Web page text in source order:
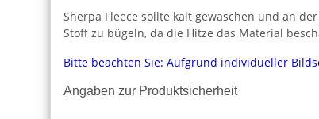
Sherpa Fleece sollte kalt gewaschen und an
Stoff zu bügeln, da die Hitze das Material
Bitte beachten Sie: Aufgrund individueller
Angaben zur Produktsicherheit